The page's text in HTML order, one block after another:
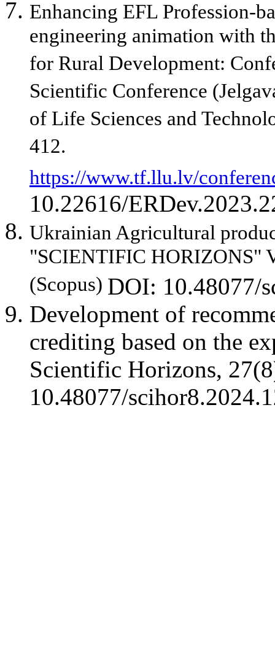
Enhancing EFL Profession-
engineering animation with
for Rural Development:
Scientific Conference
of Life Sciences and
412.
https://www.tf.llu.lv/
10.22616/
Ukrainian Agricultural
"SCIENTIFIC HORIZONS"
(Scopus) DOI: 10.48077/
Development of
crediting based on the
Scientific Horizons,
10.48077/